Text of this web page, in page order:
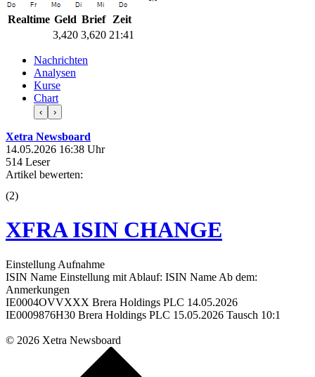
Realtime Geld Brief
Zeit
3,420 3,620 21:41
Nachrichten
Analysen
Kurse
Chart
‹ ›
Xetra Newsboard
14.05.2026 16:38 Uhr
514 Leser
Artikel bewerten:
(2)
XFRA ISIN CHANGE
Einstellung Aufnahme
ISIN Name Einstellung mit Ablauf: ISIN Name Ab dem:
Anmerkungen
IE0004OVVXXX Brera Holdings PLC 14.05.2026
IE0009876H30 Brera Holdings PLC 15.05.2026 Tausch 10:1
© 2026 Xetra Newsboard